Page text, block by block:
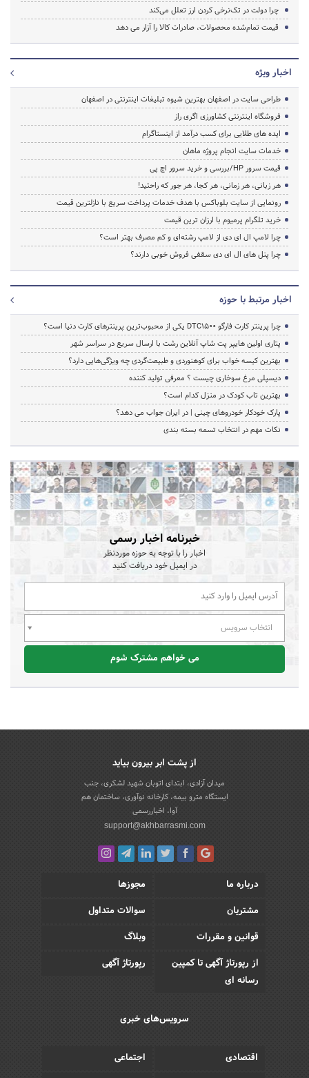
چرا دولت در تک‌نرخی کردن ارز تعلل می‌کند
قیمت تمام‌شده محصولات، صادرات کالا را آزار می دهد
اخبار ویژه
طراحی سایت در اصفهان بهترین شیوه تبلیغات اینترنتی در اصفهان
فروشگاه اینترنتی کشاورزی اگری راز
ایده های طلایی برای کسب درآمد از اینستاگرام
خدمات سایت انجام پروژه ماهان
قیمت سرور HP/بررسی و خرید سرور اچ پی
هر زبانی، هر زمانی، هر کجا، هر جور که راحتید!
رونمایی از سایت بلوباکس با هدف خدمات پرداخت سریع با نازلترین قیمت
خرید تلگرام پرمیوم با ارزان ترین قیمت
چرا لامپ ال ای دی از لامپ رشته‌ای و کم مصرف بهتر است؟
چرا پنل های ال ای دی سقفی فروش خوبی دارند؟
اخبار مرتبط با حوزه
چرا پرینتر کارت فارگو DTC1500 یکی از محبوب‌ترین پرینترهای کارت دنیا است؟
پتاری اولین هایپر پت شاپ آنلاین رشت با ارسال سریع در سراسر شهر
بهترین کیسه خواب برای کوهنوردی و طبیعت‌گردی چه ویژگی‌هایی دارد؟
دیسپلی مرغ سوخاری چیست ؟ معرفی تولید کننده
بهترین تاب کودک در منزل کدام است؟
پارک خودکار خودروهای چینی | در ایران جواب می دهد؟
نکات مهم در انتخاب تسمه بسته بندی
خبرنامه اخبار رسمی
اخبار را با توجه به حوزه موردنظر
در ایمیل خود دریافت کنید
انتخاب سرویس
می خواهم مشترک شوم
از پشت ابر بیرون بیاید
میدان آزادی، ابتدای اتوبان شهید لشکری، جنب
ایستگاه مترو بیمه، کارخانه نوآوری، ساختمان هم
آوا، اخباررسمی
support@akhbarrasmi.com
درباره ما
مجوزها
مشتریان
سوالات متداول
قوانین و مقررات
وبلاگ
از رپورتاژ آگهی تا کمپین
رسانه ای
رپورتاژ آگهی
سرویس‌های خبری
اقتصادی
اجتماعی